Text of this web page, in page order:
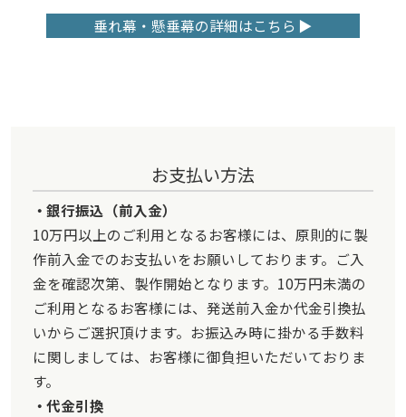
垂れ幕・懸垂幕の詳細はこちら
お支払い方法
銀行振込（前入金）
10万円以上のご利用となるお客様には、原則的に製
作前入金でのお支払いをお願いしております。ご入
金を確認次第、製作開始となります。10万円未満の
ご利用となるお客様には、発送前入金か代金引換払
いからご選択頂けます。お振込み時に掛かる手数料
に関しましては、お客様に御負担いただいておりま
す。
代金引換